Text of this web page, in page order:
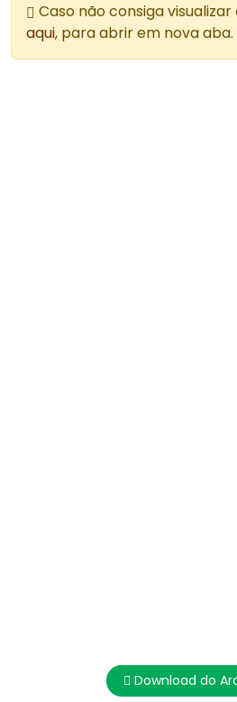
Caso não consiga
aqui, para abrir em nova aba.
Download do